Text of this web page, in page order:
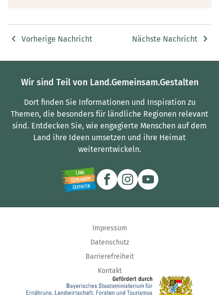
Vorherige Nachricht Nächste Nachricht
Wir sind Teil von Land.Gemeinsam.Gestalten
Dort finden Sie Informationen und Inspiration zu
Themen, die besonders für ländliche Regionen relevant
sind. Entdecken Sie, wie engagierte Menschen auf dem
Land ihre Ideen umsetzen und ihre Heimat
weiterentwickeln.
Impressum
Datenschutz
Barrierefreiheit
Kontakt